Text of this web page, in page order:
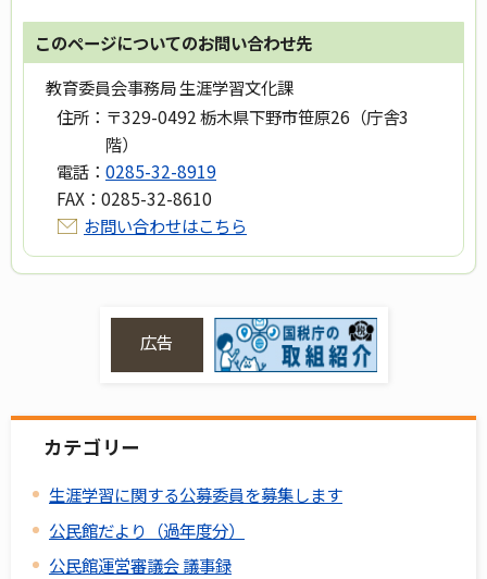
このページについてのお問い合わせ先
教育委員会事務局 生涯学習文化課
住所： 〒329-0492 栃木県下野市笹原26（庁舎3
階）
電話： 0285-32-8919
FAX： 0285-32-8610
お問い合わせはこちら
広告
カテゴリー
生涯学習に関する公募委員を募集します
公民館だより（過年度分）
公民館運営審議会 議事録